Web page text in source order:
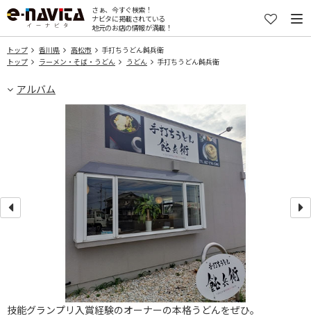
さぁ、今すぐ検索！
ナビタに掲載されている
地元のお店の情報が満載！
トップ 香川県 高松市
手打ちうどん飩兵衛
トップ
ラーメン・そば・うどん うどん 手打ちうどん飩兵衛
アルバム
技能グランプリ入賞経験のオーナーの本格うどんをぜひ。